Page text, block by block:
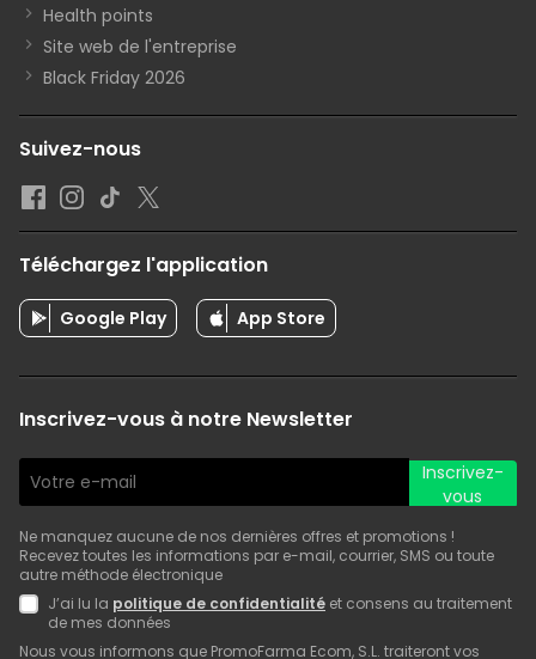
Health points
Site web de l'entreprise
Black Friday 2026
Suivez-nous
Téléchargez l'application
Google Play App Store
Inscrivez-vous à notre Newsletter
Inscrivez-
vous
Ne manquez aucune de nos dernières offres et promotions !
Recevez toutes les informations par e-mail, courrier, SMS ou toute
autre méthode électronique
J’ai lu la politique de confidentialité et consens au traitement
de mes données
Nous vous informons que PromoFarma Ecom, S.L. traiteront vos